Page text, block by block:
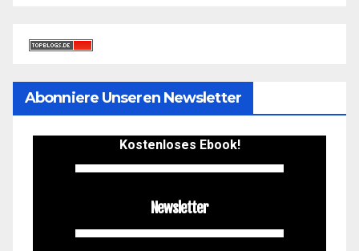
Abonniere Unseren Newsletter
Kostenloses Ebook!
Newsletter